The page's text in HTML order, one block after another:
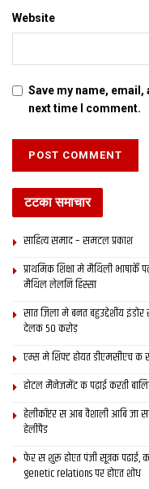
Website
Save my name,
next time I comment.
टटका समाचार
साहित्य समाद – समटल प्रकाश
प्राथमिक शि‍क्षा मे मैथि‍ली
मैथिल लेलनि हिस्सा
सात जिला मे बनत बहुउद्देशीय
देलक 50 करोड़
एम्स मे शिफ्ट होयत डीएमसीएच क
होटल मैनेजमेंट क पढ़ाई करती
हेलीकॉप्टर स आब वैशाली आबि जा
हेलीपैड
फेर स शुरू होएत पंजी सूत्रक पढाई,
genetic relations पर होएत शोध